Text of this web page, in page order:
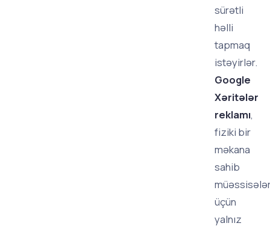
sürətli
həlli
tapmaq
istəyirlər.
Google
Xəritələr
reklamı,
fiziki bir
məkana
sahib
üçün
yalnız